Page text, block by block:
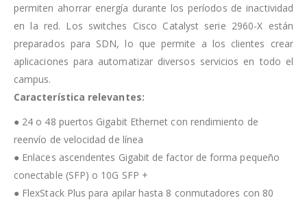
permiten ahorrar energía durante los períodos de inactividad
en la red. Los switches Cisco Catalyst serie 2960-X están
preparados para SDN, lo que permite a los clientes crear
aplicaciones para automatizar diversos servicios en todo el
campus.
Característica relevantes:
● 24 o 48 puertos Gigabit Ethernet con rendimiento de
reenvío de velocidad de línea
● Enlaces ascendentes Gigabit de factor de forma pequeño
conectable (SFP) o 10G SFP +
● FlexStack Plus para apilar hasta 8 conmutadores con 80